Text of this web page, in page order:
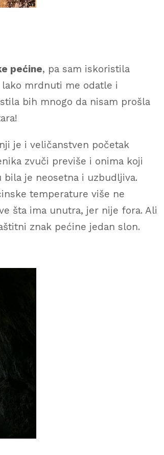
pećine, pa sam iskoristila
mrdnuti me odatle i
bih mnogo da nisam prošla
je i veličanstven početak
zvuči previše i onima koji
je neosetna i uzbudljiva.
temperature više ne
šta ima unutra, jer nije fora. Ali
znak pećine jedan slon.